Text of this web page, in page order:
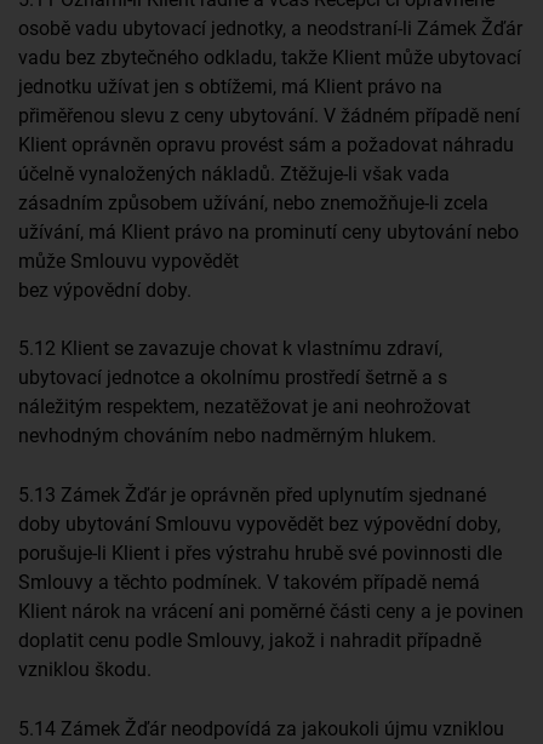
osobě vadu ubytovací jednotky, a neodstraní-li Zámek Žďár
vadu bez zbytečného odkladu, takže Klient může ubytovací
jednotku užívat jen s obtížemi, má Klient právo na
přiměřenou slevu z ceny ubytování. V žádném případě není
Klient oprávněn opravu provést sám a požadovat náhradu
účelně vynaložených nákladů. Ztěžuje-li však vada
zásadním způsobem užívání, nebo znemožňuje-li zcela
užívání, má Klient právo na prominutí ceny ubytování nebo
může Smlouvu vypovědět
bez výpovědní doby.
5.12 Klient se zavazuje chovat k vlastnímu zdraví,
ubytovací jednotce a okolnímu prostředí šetrně a s
náležitým respektem, nezatěžovat je ani neohrožovat
nevhodným chováním nebo nadměrným hlukem.
5.13 Zámek Žďár je oprávněn před uplynutím sjednané
doby ubytování Smlouvu vypovědět bez výpovědní doby,
porušuje-li Klient i přes výstrahu hrubě své povinnosti dle
Smlouvy a těchto podmínek. V takovém případě nemá
Klient nárok na vrácení ani poměrné části ceny a je povinen
doplatit cenu podle Smlouvy, jakož i nahradit případně
vzniklou škodu.
5.14 Zámek Žďár neodpovídá za jakoukoli újmu vzniklou